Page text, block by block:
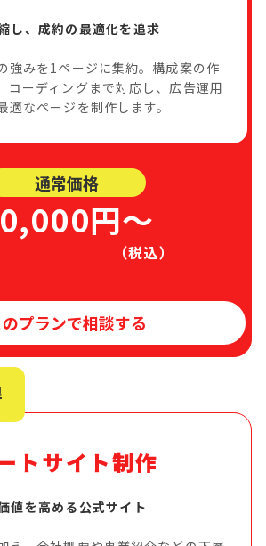
し、成約の最適化を追求
強みを1ページに集約。構成案の作
コーディングまで対応し、広告運用
適なページを制作します。
通常価格
円〜
税込）
プランで相談する
トサイト制作
値を高める公式サイト